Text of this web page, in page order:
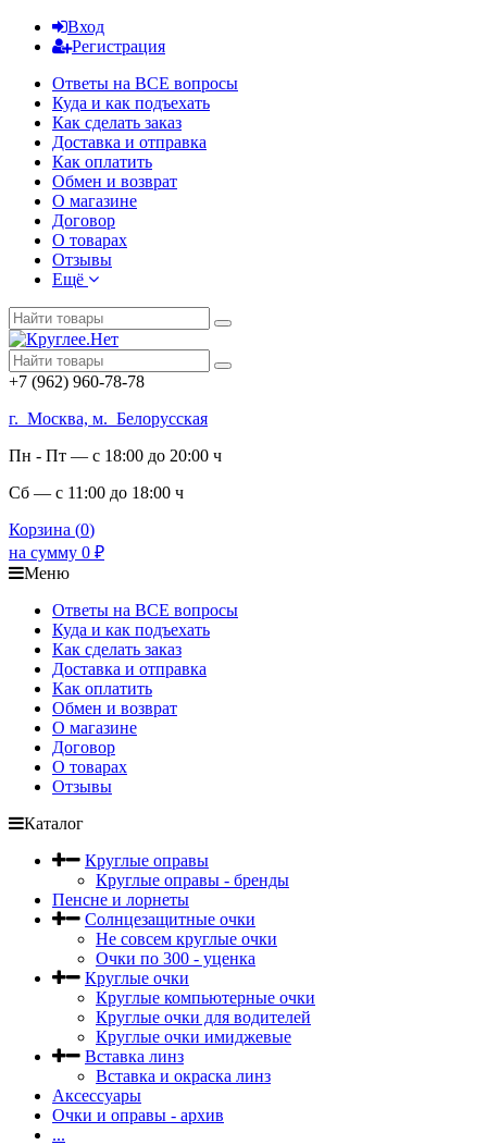
Вход
Регистрация
Ответы на ВСЕ вопросы
Куда и как подъехать
Как сделать заказ
Доставка и отправка
Как оплатить
Обмен и возврат
О магазине
Договор
О товарах
Отзывы
Ещё
+7 (962) 960-78-78
г. Москва, м. Белорусская
Пн - Пт — с 18:00 до 20:00 ч
Сб — с 11:00 до 18:00 ч
Корзина (0)
на сумму 0 ₽
Меню
Ответы на ВСЕ вопросы
Куда и как подъехать
Как сделать заказ
Доставка и отправка
Как оплатить
Обмен и возврат
О магазине
Договор
О товарах
Отзывы
Каталог
Круглые оправы
Круглые оправы - бренды
Пенсне и лорнеты
Солнцезащитные очки
Не совсем круглые очки
Очки по 300 - уценка
Круглые очки
Круглые компьютерные очки
Круглые очки для водителей
Круглые очки имиджевые
Вставка линз
Вставка и окраска линз
Аксессуары
Очки и оправы - архив
...